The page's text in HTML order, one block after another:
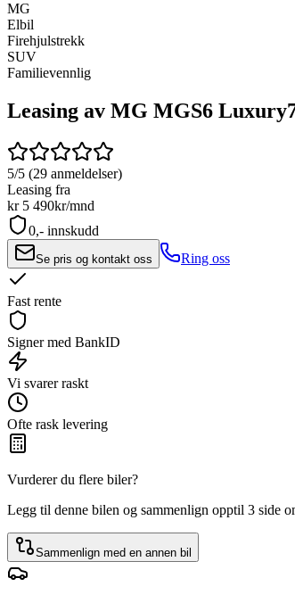
MG
Elbil
Firehjulstrekk
SUV
Familievennlig
Leasing av MG MGS6 Luxury
5/5 (29 anmeldelser)
Leasing fra
kr 5 490kr/mnd
0,- innskudd
Se pris og kontakt oss Ring oss
Fast rente
Signer med BankID
Vi svarer raskt
Ofte rask levering
Vurderer du flere biler?
Legg til denne bilen og sammenlign opptil 3 side
Sammenlign med en annen bil